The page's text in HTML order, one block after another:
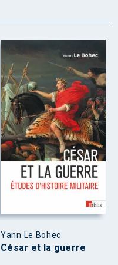
Yann Le Bohec
César et la guerre